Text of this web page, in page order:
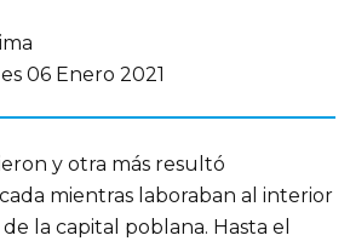
06 Enero 2021
y otra más resultó
mientras laboraban al interior
la capital poblana. Hasta el